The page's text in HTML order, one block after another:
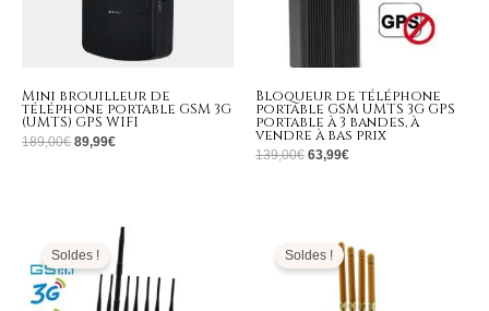
Mini brouilleur de
téléphone portable GSM 3G
(UMTS) GPS WIFI
189,00€ 89,99€
Bloqueur de téléphone
portable GSM UMTS 3G GPS
portable à 3 bandes, à
vendre à bas prix
139,00€ 63,99€
Soldes !
initial
était :
999,00€.
Le
prix
actuel
est :
409,99€.
Soldes !
initial
était :
399,00€.
actuel
est :
169,99€.